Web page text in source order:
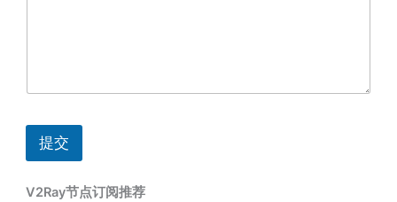
提交
V2Ray节点订阅推荐